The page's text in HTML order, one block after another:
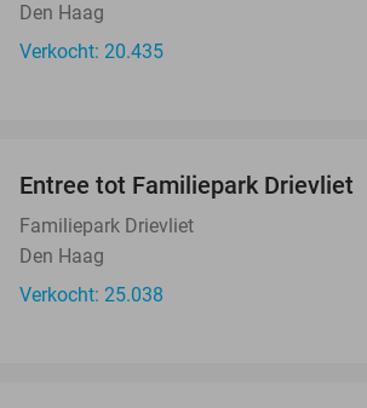
Den Haag
Verkocht: 20.435
Entree tot Familiepark Drievliet
Familiepark Drievliet
Den Haag
Verkocht: 25.038